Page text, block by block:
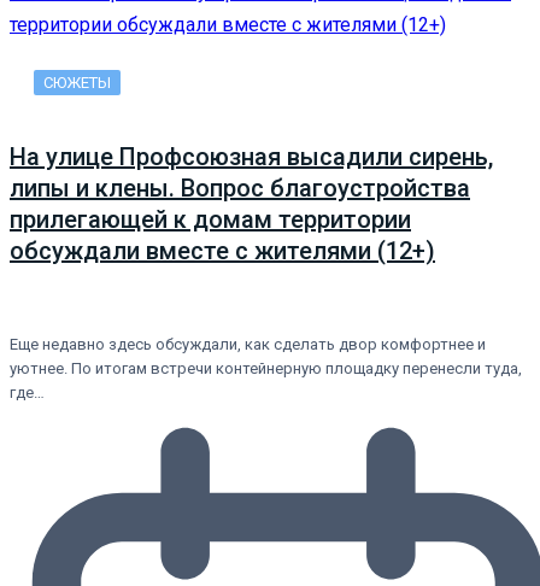
СЮЖЕТЫ
На улице Профсоюзная высадили сирень,
липы и клены. Вопрос благоустройства
прилегающей к домам территории
обсуждали вместе с жителями (12+)
Еще недавно здесь обсуждали, как сделать двор комфортнее и
уютнее. По итогам встречи контейнерную площадку перенесли туда,
где…